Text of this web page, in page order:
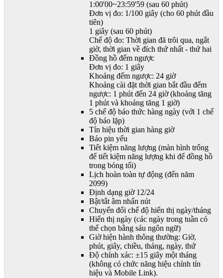
1:00'00~23:59'59 (sau 60 phút)
Đơn vị đo: 1/100 giây (cho 60 phút đầu
tiên)
1 giây (sau 60 phút)
Chế độ đo: Thời gian đã trôi qua, ngắt
giờ, thời gian về đích thứ nhất - thứ hai
Đồng hồ đếm ngược
Đơn vị đo: 1 giây
Khoảng đếm ngược: 24 giờ
Khoảng cài đặt thời gian bắt đầu đếm
ngược: 1 phút đến 24 giờ (khoảng tăng
1 phút và khoảng tăng 1 giờ)
5 chế độ báo thức hàng ngày (với 1 chế
độ báo lặp)
Tín hiệu thời gian hàng giờ
Báo pin yếu
Tiết kiệm năng lượng (màn hình trống
để tiết kiệm năng lượng khi để đồng hồ
trong bóng tối)
Lịch hoàn toàn tự động (đến năm
2099)
Định dạng giờ 12/24
Bật/tắt âm nhấn nút
Chuyển đổi chế độ hiển thị ngày/tháng
Hiển thị ngày (các ngày trong tuần có
thể chọn bằng sáu ngôn ngữ)
Giờ hiện hành thông thường: Giờ,
phút, giây, chiều, tháng, ngày, thứ
Độ chính xác: ±15 giây một tháng
(không có chức năng hiệu chỉnh tín
hiệu và Mobile Link).